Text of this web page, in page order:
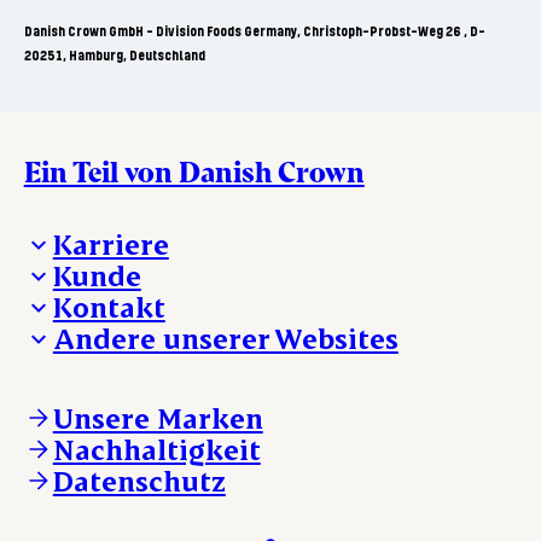
Danish Crown GmbH - Division Foods Germany, Christoph-Probst-Weg 26 , D-
20251, Hamburg, Deutschland
Ein Teil von Danish Crown
Karriere
Deine Karriere bei Danish Crown
Aktuelle Jobangebote
Danish Crown
Kunde
Was wir anbieten
Lebensmittelsicherheit
Kontakt
Aktuelles und Presse
Sonstige Anfragen
Andere unserer Websites
DAT-Schaub.com
ESS-FOOD.com
KLS.se
nordicspoor.com
Unsere Marken
Nachhaltigkeit
Datenschutz